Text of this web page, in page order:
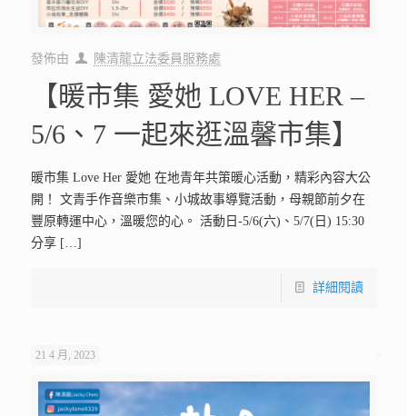
發佈由 陳清龍立法委員服務處
【暖市集 愛她 LOVE HER –
5/6、7 一起來逛溫馨市集】
暖市集 Love Her 愛她 在地青年共策暖心活動，精彩內容大公
開！ 文青手作音樂市集、小城故事導覽活動，母親節前夕在
豐原轉運中心，溫暖您的心。 活動日-5/6(六)、5/7(日) 15:30
分享[…]
詳細閱讀
21 4 月, 2023